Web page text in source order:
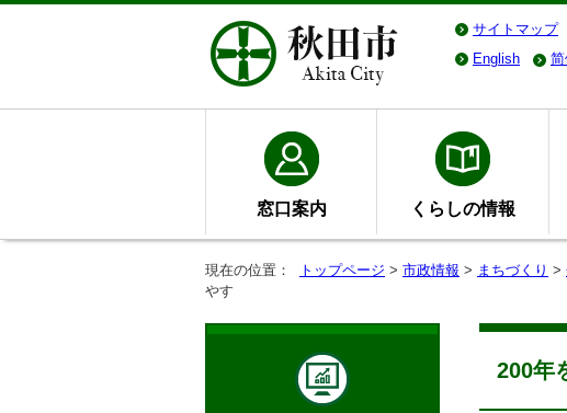
サイトマップ
English
窓口案内 くらしの情報
現在の位置： トップページ > 市政情報 > まちづくり >
やす
200年